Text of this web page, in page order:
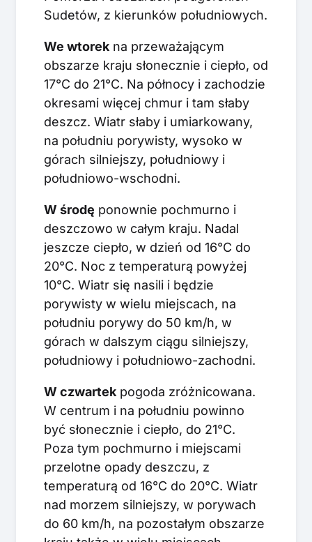
Sudetów, z kierunków południowych.
We wtorek na przeważającym
obszarze kraju słonecznie i ciepło, od
17°C do 21°C. Na północy i zachodzie
okresami więcej chmur i tam słaby
deszcz. Wiatr słaby i umiarkowany,
na południu porywisty, wysoko w
górach silniejszy, południowy i
południowo-wschodni.
W środę ponownie pochmurno i
deszczowo w całym kraju. Nadal
jeszcze ciepło, w dzień od 16°C do
20°C. Noc z temperaturą powyżej
10°C. Wiatr się nasili i będzie
porywisty w wielu miejscach, na
południu porywy do 50 km/h, w
górach w dalszym ciągu silniejszy,
południowy i południowo-zachodni.
W czwartek pogoda zróżnicowana.
W centrum i na południu powinno
być słonecznie i ciepło, do 21°C.
Poza tym pochmurno i miejscami
przelotne opady deszczu, z
temperaturą od 16°C do 20°C. Wiatr
nad morzem silniejszy, w porywach
do 60 km/h, na pozostałym obszarze